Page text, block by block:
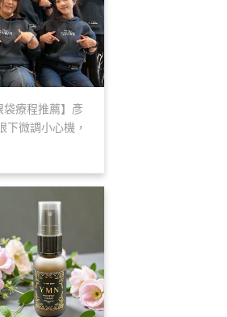
袋療程推薦】彥
下微調小心機，